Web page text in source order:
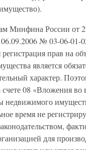
Минфина России от
№ 03-06-01-
регистрация прав на
является
характер.
08 «Вложения во
недвижимого
время не
для